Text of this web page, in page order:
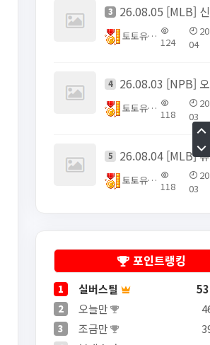
3
토토유픽스터 124
04
4
토토유픽스터 118
03
5
토토유픽스터 118
03
포인트랭킹
1 실버스틸
2 오늘만
3 조금만